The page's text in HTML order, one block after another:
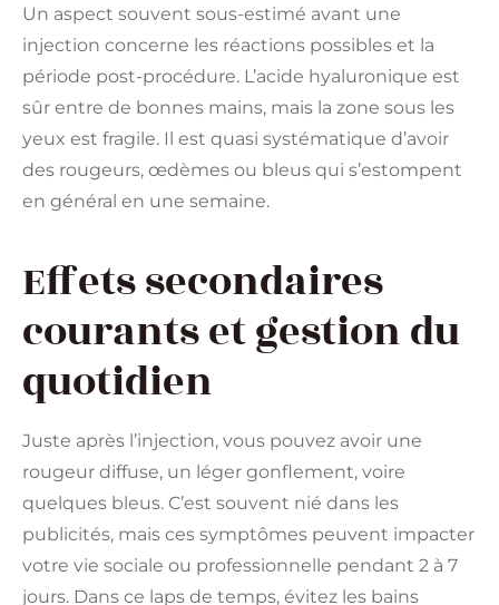
Un aspect souvent sous-estimé avant une
injection concerne les réactions possibles et la
période post-procédure. L’acide hyaluronique est
sûr entre de bonnes mains, mais la zone sous les
yeux est fragile. Il est quasi systématique d’avoir
des rougeurs, œdèmes ou bleus qui s’estompent
en général en une semaine.
Effets secondaires
courants et gestion du
quotidien
Juste après l’injection, vous pouvez avoir une
rougeur diffuse, un léger gonflement, voire
quelques bleus. C’est souvent nié dans les
publicités, mais ces symptômes peuvent impacter
votre vie sociale ou professionnelle pendant 2 à 7
jours. Dans ce laps de temps, évitez les bains